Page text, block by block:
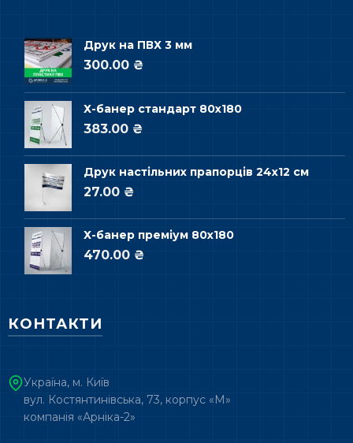
Друк на ПВХ 3 мм
300.00 ₴
Х-банер стандарт 80х180
383.00 ₴
Друк настільних прапорців 24х12 см
27.00 ₴
Х-банер преміум 80х180
470.00 ₴
КОНТАКТИ
Україна, м. Київ
вул. Костянтинівська, 73, корпус «М»
компанія «Арніка-2»